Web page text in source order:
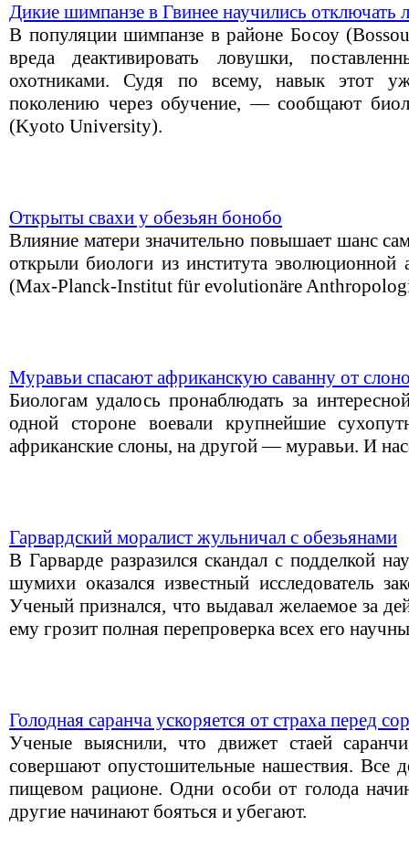
Дикие шимпанзе в Гвинее научились отключать
В популяции шимпанзе в районе Босоу
вреда деактивировать ловушки,
охотниками. Судя по всему, навык этот
поколению через обучение, — сообщают
(Kyoto University).
Открыты свахи у обезьян бонобо
Влияние матери значительно повышает шанс
открыли биологи из института эволюционной
(Max-Planck-Institut für evolutionäre
Муравьи спасают африканскую саванну от
Биологам удалось пронаблюдать за
одной стороне воевали крупнейшие
африканские слоны, на другой — муравьи. И
Гарвардский моралист жульничал с обезьянами
В Гарварде разразился скандал с подделкой
шумихи оказался известный исследователь
Ученый признался, что выдавал желаемое за
ему грозит полная перепроверка всех его
Голодная саранча ускоряется от страха перед
Ученые выяснили, что движет стаей
совершают опустошительные нашествия. Все
пищевом рационе. Одни особи от голода
другие начинают бояться и убегают.